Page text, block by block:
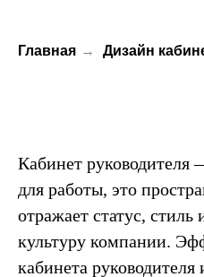
Главная → Дизайн
Кабинет руководителя
для работы, это
отражает статус,
культуру компании.
кабинета